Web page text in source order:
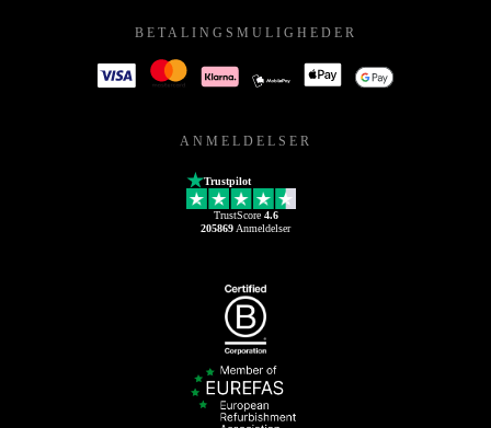
BETALINGSMULIGHEDER
ANMELDELSER
Trustpilot
TrustScore 4.6
205869 Anmeldelser